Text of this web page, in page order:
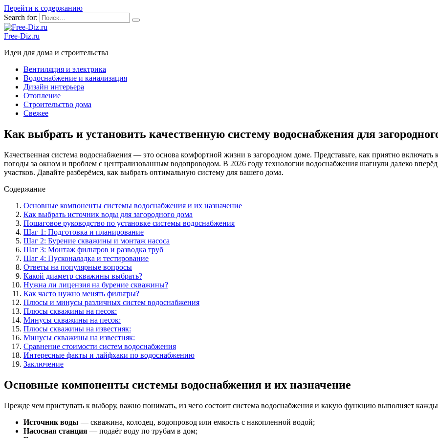
Перейти к содержанию
Search for:
Free-Diz.ru
Идеи для дома и строительства
Вентиляция и электрика
Водоснабжение и канализация
Дизайн интерьера
Отопление
Строительство дома
Свежее
Как выбрать и установить качественную систему водоснабжения для
Качественная система водоснабжения — это основа комфортной жизни в загородном доме. Представьте, как приятно включать
погоды за окном и проблем с централизованным водопроводом. В 2026 году технологии водоснабжения шагнули далеко
участков. Давайте разберёмся, как выбрать оптимальную систему для вашего дома.
Содержание
Основные компоненты системы водоснабжения и их назначение
Как выбрать источник воды для загородного дома
Пошаговое руководство по установке системы водоснабжения
Шаг 1: Подготовка и планирование
Шаг 2: Бурение скважины и монтаж насоса
Шаг 3: Монтаж фильтров и разводка труб
Шаг 4: Пусконаладка и тестирование
Ответы на популярные вопросы
Какой диаметр скважины выбрать?
Нужна ли лицензия на бурение скважины?
Как часто нужно менять фильтры?
Плюсы и минусы различных систем водоснабжения
Плюсы скважины на песок:
Минусы скважины на песок:
Плюсы скважины на известняк:
Минусы скважины на известняк:
Сравнение стоимости систем водоснабжения
Интересные факты и лайфхаки по водоснабжению
Заключение
Основные компоненты системы водоснабжения и их назначение
Прежде чем приступать к выбору, важно понимать, из чего состоит система водоснабжения и какую функцию выполняет
Источник воды — скважина, колодец, водопровод или емкость с накопленной водой;
Насосная станция — подаёт воду по трубам в дом;